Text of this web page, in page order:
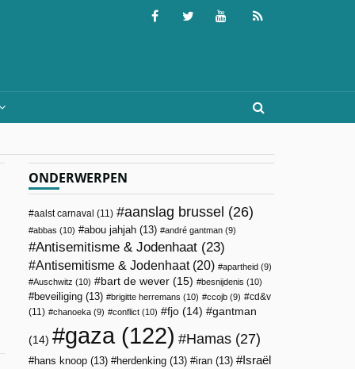
ONDERWERPEN
aalst carnaval (11) aanslag brussel (26)
abbas (10) abou jahjah (13) andré gantman (9)
Antisemitisme & Jodenhaat (23)
Antisemitisme & Jodenhaat(20) apartheid (9)
Auschwitz (10) bart de wever (15) besnijdenis (10)
beveiliging (13) brigitte herremans (10) ccojb (9)
cd&v
(11)
chanoeka (9) conflict (10) fjo (14) gantman
(14) gaza(122) Hamas (27)
hans knoop (13) herdenking (13) iran (13)
Israël